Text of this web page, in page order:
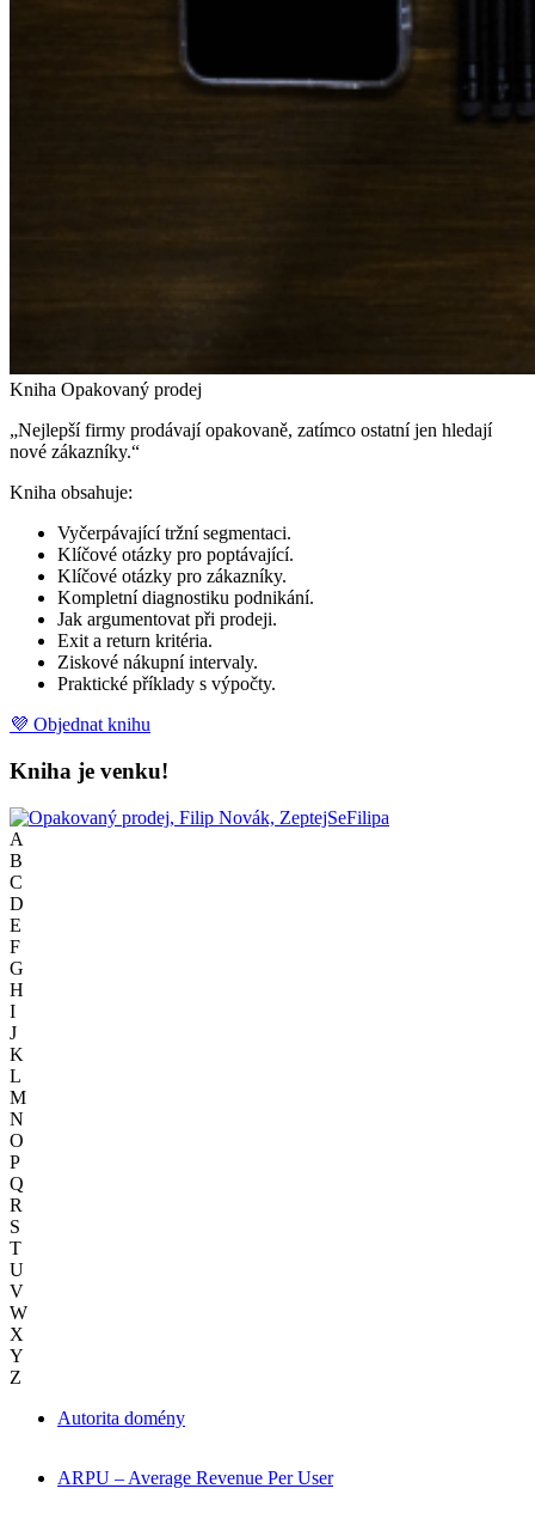
Kniha Opakovaný prodej
„Nejlepší firmy prodávají opakovaně, zatímco ostatní jen hledají
nové zákazníky.“
Kniha obsahuje:
Vyčerpávající tržní segmentaci.
Klíčové otázky pro poptávající.
Klíčové otázky pro zákazníky.
Kompletní diagnostiku podnikání.
Jak argumentovat při prodeji.
Exit a return kritéria.
Ziskové nákupní intervaly.
Praktické příklady s výpočty.
💜 Objednat knihu
Kniha je venku!
A
B
C
D
E
F
G
H
I
J
K
L
M
N
O
P
Q
R
S
T
U
V
W
X
Y
Z
Autorita domény
ARPU – Average Revenue Per User